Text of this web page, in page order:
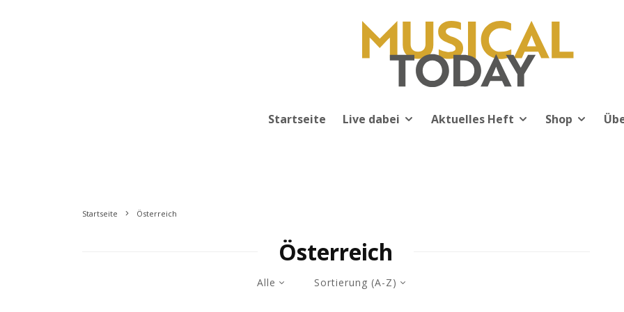
Startseite Live dabei Aktuelles Heft Shop
Startseite Österreich
Österreich
Alle Sortierung (A-Z)